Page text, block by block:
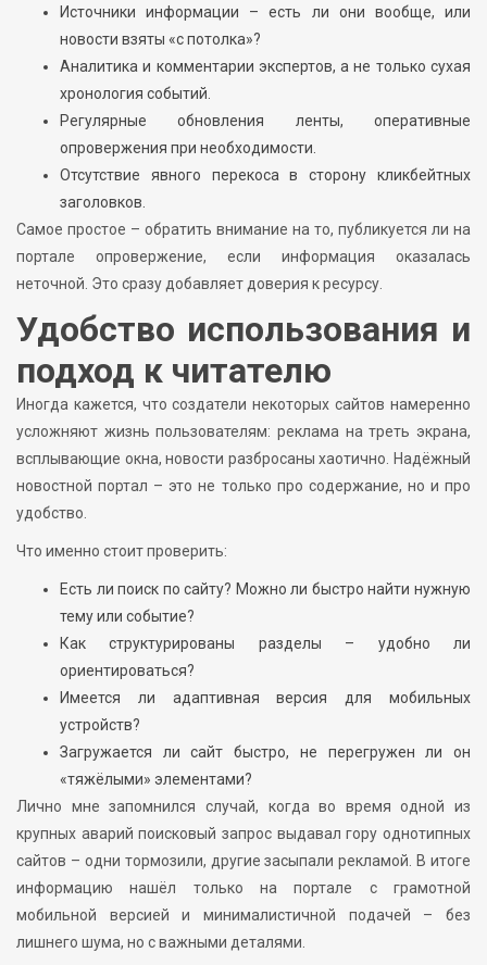
Источники информации – есть ли они вообще, или
новости взяты «с потолка»?
Аналитика и комментарии экспертов, а не только сухая
хронология событий.
Регулярные обновления ленты, оперативные
опровержения при необходимости.
Отсутствие явного перекоса в сторону кликбейтных
заголовков.
Самое простое – обратить внимание на то, публикуется ли на
портале опровержение, если информация оказалась
неточной. Это сразу добавляет доверия к ресурсу.
Удобство использования и
подход к читателю
Иногда кажется, что создатели некоторых сайтов намеренно
усложняют жизнь пользователям: реклама на треть экрана,
всплывающие окна, новости разбросаны хаотично. Надёжный
новостной портал – это не только про содержание, но и про
удобство.
Что именно стоит проверить:
Есть ли поиск по сайту? Можно ли быстро найти нужную
тему или событие?
Как структурированы разделы – удобно ли
ориентироваться?
Имеется ли адаптивная версия для мобильных
устройств?
Загружается ли сайт быстро, не перегружен ли он
«тяжёлыми» элементами?
Лично мне запомнился случай, когда во время одной из
крупных аварий поисковый запрос выдавал гору однотипных
сайтов – одни тормозили, другие засыпали рекламой. В итоге
информацию нашёл только на портале с грамотной
мобильной версией и минималистичной подачей – без
лишнего шума, но с важными деталями.